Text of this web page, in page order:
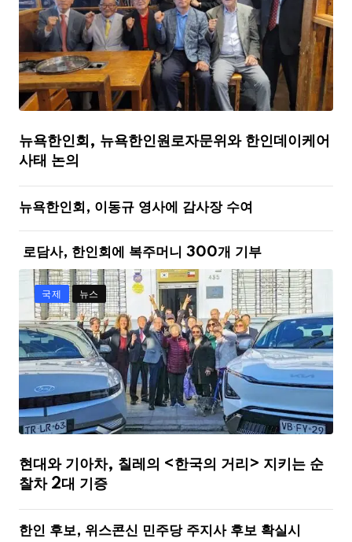
뉴욕한인회, 뉴욕한인원로자문위와 한인데이케어
사태 논의
뉴욕한인회, 이동규 영사에 감사장 수여
로담사, 한인회에 복주머니 300개 기부
국제 뉴스
현대와 기아차, 칠레의 <한국의 거리> 지키는 순
찰차 2대 기증
한인 후보, 위스콘신 민주당 주지사 후보 확실시